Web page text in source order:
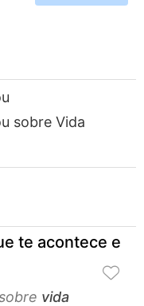
sobre Vida
te acontece e
vida